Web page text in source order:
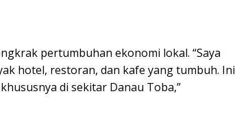
pertumbuhan ekonomi lokal. “Saya
hotel, restoran, dan kafe yang tumbuh. Ini
di sekitar Danau Toba,”